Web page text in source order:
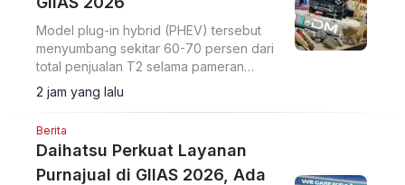
Model plug-in hybrid (PHEV) tersebut
menyumbang sekitar 60-70 persen dari
total penjualan T2 selama pameran
berlangsung.
2 jam yang lalu
Berita
Daihatsu Perkuat Layanan
Purnajual di GIIAS 2026, Ada